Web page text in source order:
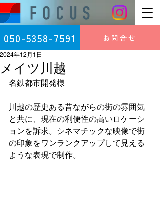
050-5358-7591 お問合せ
メイツ川越
2024年12月1日
名鉄都市開発様
川越の歴史ある昔ながらの街の雰囲気
と共に、現在の利便性の高いロケーシ
ョンを訴求。シネマチックな映像で街
の印象をワンランクアップして見える
ような表現で制作。